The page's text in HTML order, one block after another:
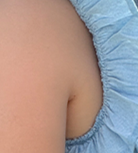
Descripción del producto